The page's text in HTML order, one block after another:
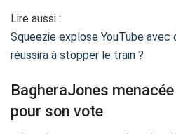
Lire aussi :
Squeezie explose YouTube avec
réussira à stopper le train ?
BagheraJones
pour son vote